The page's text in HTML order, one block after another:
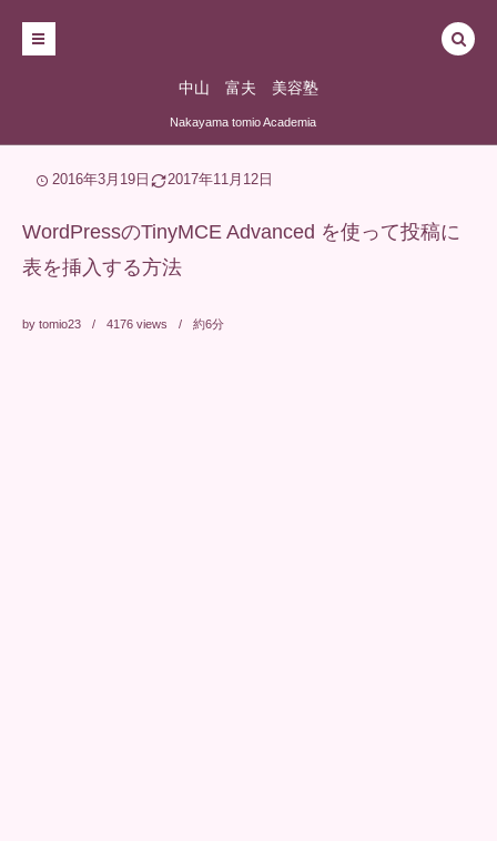
中山 富夫 美容塾
Nakayama tomio Academia
2016年3月19日 2017年11月12日
WordPressのTinyMCE Advanced を使って投稿に
表を挿入する方法
by tomio23 4176 views 約6分